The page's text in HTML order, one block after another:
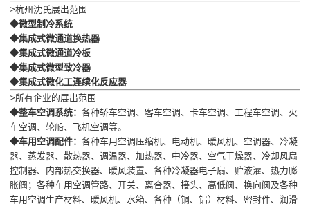
>杭州沈氏展出范围
◆微型制冷系统
◆集成式微通道换热器
◆集成式微通道冷板
◆集成式微型致冷器
◆集成式微化工连续化反应器
>所有企业的展出范围
◆整车空调系统：各种轿车空调、客车空调、卡车空调、工程车空调、火
车空调、轮船、飞机空调等。
◆车用空调配件：各种车用空调压缩机、电动机、暖风机、空调器、冷凝
器、蒸发器、散热器、调温器、加热器、中冷器、空气干燥器、冷却风扇
控制器、内部热交换器、暖风装置、各种冷凝器电子扇、贮液灌、热力膨
胀阀；各种车用空调管路、开关、离合器、接头、高低阀、换向阀及各种
车用空调生产材料、暖风机、水箱、各种（铜、铝）材料、密封件、润滑